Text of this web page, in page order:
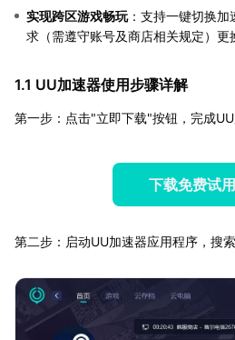
实现跨区游戏畅玩：支持一键切换加
求（需遵守账号及商店相关规定）更
1.1 UU加速器使用步骤详解
第一步：点击"立即下载"按钮，完成
下载免费试
第二步：启动UU加速器应用程序，搜